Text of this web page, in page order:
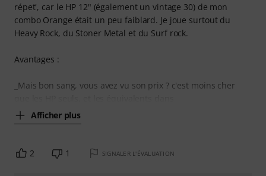
répet', car le HP 12" (également un vintage 30) de mon
combo Orange était un peu faiblard. Je joue surtout du
Heavy Rock, du Stoner Metal et du Surf rock.
Avantages :
_Mais bon sang, vous avez vu son prix ? c'est moins cher
Afficher plus
2 1 SIGNALER L'ÉVALUATION